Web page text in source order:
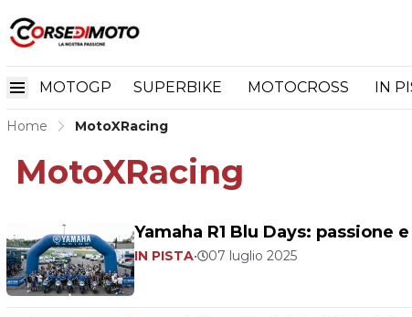
MOTOGP SUPERBIKE MOTOCROSS IN
Home MotoXRacing
MotoXRacing
Yamaha R1 Blu Days:
IN PISTA• 07 luglio 2025